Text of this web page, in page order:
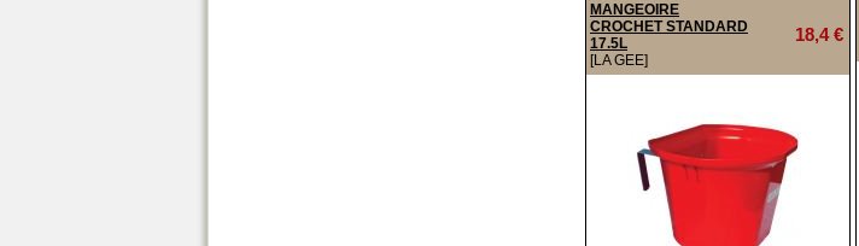
MANGEOIRE
CROCHET STANDARD
17.5L
[LA GEE]
18,4 €